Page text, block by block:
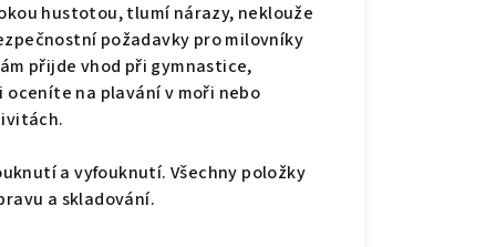
hustotou, tlumí nárazy, neklouže
požadavky pro milovníky
přijde vhod při gymnastice,
oceníte na plavání v moři nebo
a vyfouknutí. Všechny položky
a skladování.